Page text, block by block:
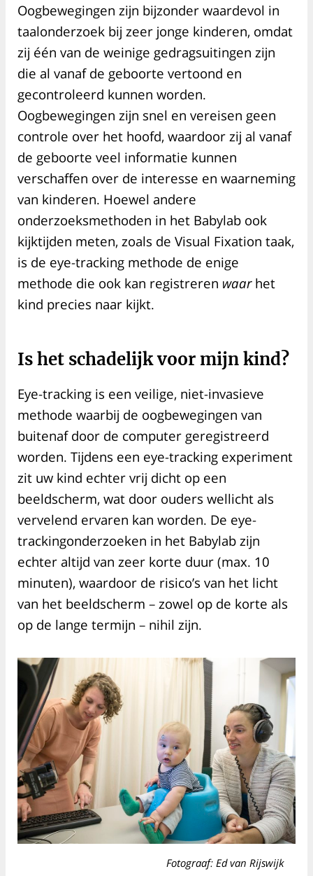
Oogbewegingen zijn bijzonder waardevol in
taalonderzoek bij zeer jonge kinderen, omdat
zij één van de weinige gedragsuitingen zijn
die al vanaf de geboorte vertoond en
gecontroleerd kunnen worden.
Oogbewegingen zijn snel en vereisen geen
controle over het hoofd, waardoor zij al vanaf
de geboorte veel informatie kunnen
verschaffen over de interesse en waarneming
van kinderen. Hoewel andere
onderzoeksmethoden in het Babylab ook
kijktijden meten, zoals de Visual Fixation taak,
is de eye-tracking methode de enige
methode die ook kan registreren waarhet
kind precies naar kijkt.
Is het schadelijk voor mijn kind?
Eye-tracking is een veilige, niet-invasieve
methode waarbij de oogbewegingen van
buitenaf door de computer geregistreerd
worden. Tijdens een eye-tracking experiment
zit uw kind echter vrij dicht op een
beeldscherm, wat door ouders wellicht als
vervelend ervaren kan worden. De eye-
trackingonderzoeken in het Babylab zijn
echter altijd van zeer korte duur (max. 10
minuten), waardoor de risico’s van het licht
van het beeldscherm – zowel op de korte als
op de lange termijn – nihil zijn.
Fotograaf: Ed van Rijswijk